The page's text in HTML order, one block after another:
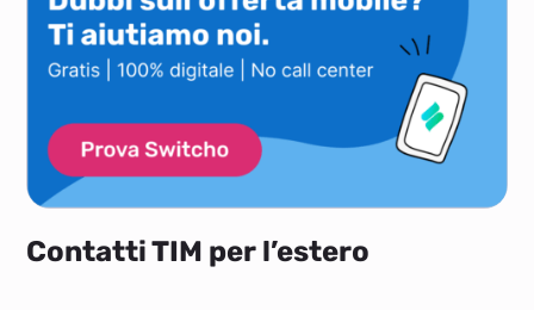
Contatti TIM per l’estero